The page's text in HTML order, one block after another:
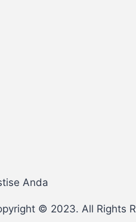
Anda
© 2023. All Rights